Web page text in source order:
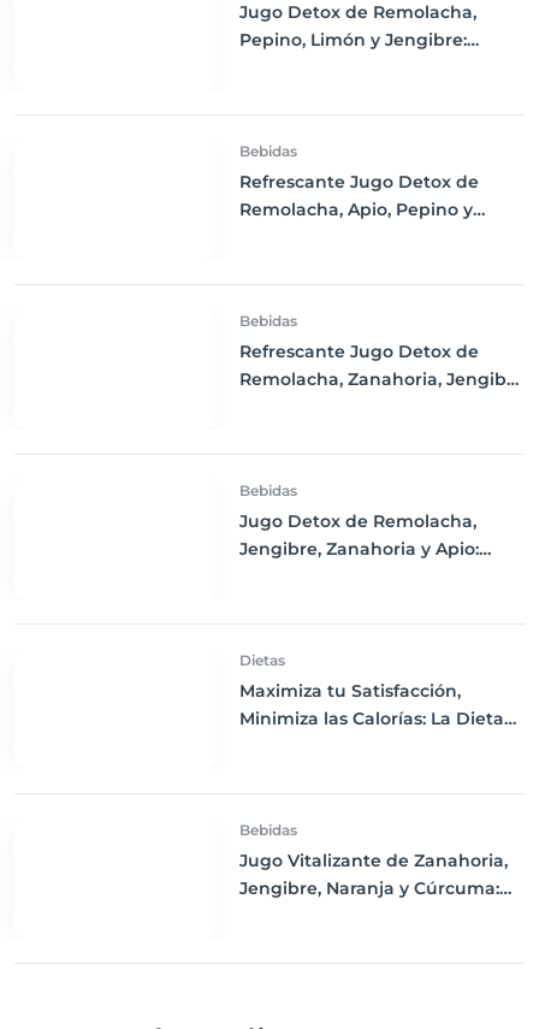
Jugo Detox de Remolacha,
Pepino, Limón y Jengibre:
Bebidas
Refrescante Jugo Detox de
Remolacha, Apio, Pepino y
Bebidas
Refrescante Jugo Detox de
Remolacha, Zanahoria, Jengibre
Bebidas
Jugo Detox de Remolacha,
Jengibre, Zanahoria y Apio:
Dietas
Maximiza tu Satisfacción,
Minimiza las Calorías: La Dieta
Bebidas
Jugo Vitalizante de Zanahoria,
Jengibre, Naranja y Cúrcuma: